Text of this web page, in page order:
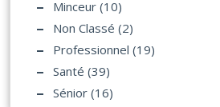
Minceur (10)
Non Classé (2)
Professionnel (19)
Santé (39)
Sénior (16)